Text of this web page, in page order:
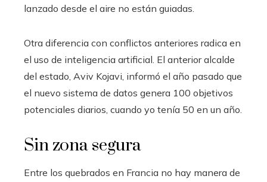
lanzado desde el aire no están guiadas.
Otra diferencia con conflictos anteriores radica en
el uso de inteligencia artificial. El anterior alcalde
del estado, Aviv Kojavi, informó el año pasado que
el nuevo sistema de datos genera 100 objetivos
potenciales diarios, cuando yo tenía 50 en un año.
Sin zona segura
Entre los quebrados en Francia no hay manera de